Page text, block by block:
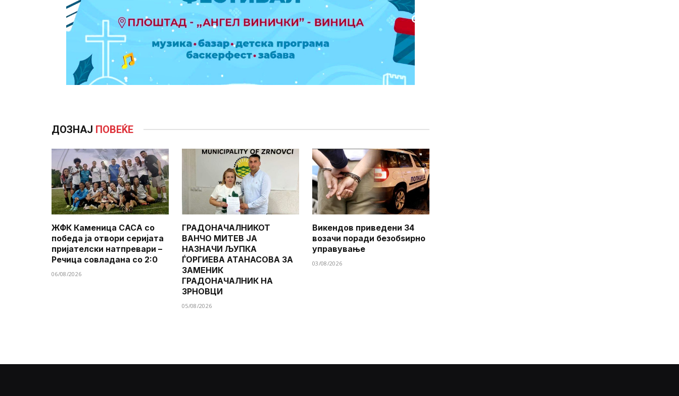
ДОЗНАЈ ПОВЕЌЕ
ЖФК Каменица САСА со
победа ја отвори серијата
пријателски натпревари –
Речица совладана со 2:0
06/08/2026
ГРАДОНАЧАЛНИКОТ
ВАНЧО МИТЕВ ЈА
НАЗНАЧИ ЉУПКА
ЃОРГИЕВА АТАНАСОВА ЗА
ЗАМЕНИК
ГРАДОНАЧАЛНИК НА
ЗРНОВЦИ
05/08/2026
Викендов приведени 34
возачи поради безобѕирно
управување
03/08/2026